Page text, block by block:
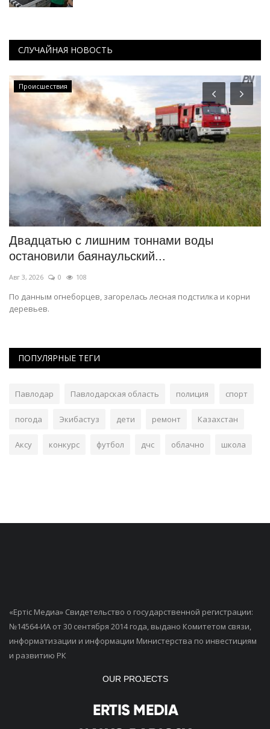
СЛУЧАЙНАЯ НОВОСТЬ
Происшествия
Двадцатью с лишним тоннами воды
остановили баянаульский...
Авг 3, 2026 0 108
По данным огнеборцев, загорелась лесная подстилка и корни
деревьев.
ПОПУЛЯРНЫЕ ТЕГИ
Павлодар Павлодарская область полиция спорт
погода Экибастуз дети ремонт Казахстан
Аксу конкурс футбол дчс облачно школа
«Ертiс Медиа» Свидетельство о государственной регистрации:
№14564-ИА от 30 сентября 2014 года, выдано Комитетом связи,
информатизации и информации Министерства по инвестициям
и развитию РК
OUR PROJECTS